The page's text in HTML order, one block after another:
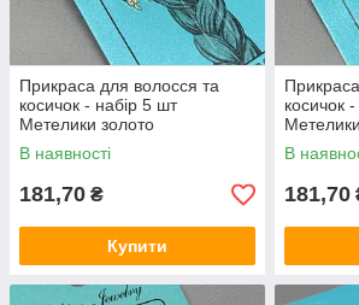
Прикраса для волосся та
косичок - набір 5 шт
Метелики золото
В наявності
181,70 ₴
Купити
косичок
В
181,70